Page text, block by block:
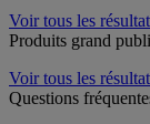
Voir tous les
Produits grand
Voir tous les
Questions